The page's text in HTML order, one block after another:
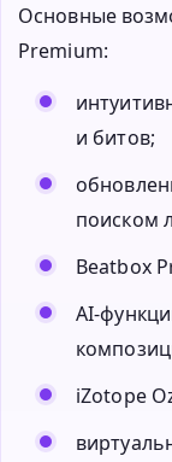
Основные
Premium:
и битов;
поиском
Beatbox
AI-
iZotope